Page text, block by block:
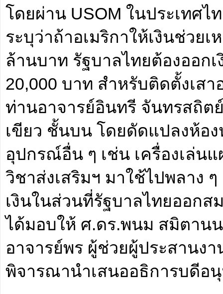
โดยผ่าน USOM ในประเทศ
ระบุว่าถ้าอเมริกาให้เงินช่วย
ล้านบาท รัฐบาลไทยต้องออก
20,000 บาท สำหรับติดตั้งเสา
ท่านอาจารย์อินทรี จันทรสถิต
เขียว ชั้นบน โดยดัดแปลงห้อ
อุปกรณ์อื่น ๆ เช่น เครื่องเล่น
วิชาส่งเสริมฯ มาใช้ไปพลาง
เงินในส่วนที่รัฐบาลไทยออก
ได้มอบให้ ศ.ดร.พนม สมิตาน
อาจารย์พร ผู้ช่วยผู้ประสานง
พิจารณานำเสนออธิการบดีอ